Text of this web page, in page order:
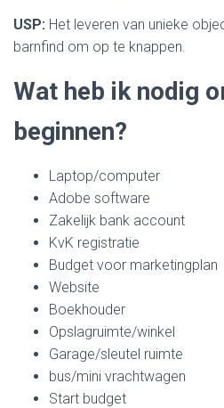
USP: Het leveren van unieke
barnfind om op te knappen.
Wat heb ik nodig
beginnen?
Laptop/computer
Adobe software
Zakelijk bank account
KvK registratie
Budget voor marketingplan
Website
Boekhouder
Opslagruimte/winkel
Garage/sleutel ruimte
bus/mini vrachtwagen
Start budget